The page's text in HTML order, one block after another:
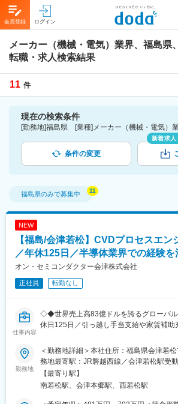
会員登録 ログイン
メーカー（機械・電気）業界、福島県
転職・求人検索結果
11 件
現在の検索条件
条件の変更
新着求人
福島県のみで募集中
NEW
【福島/会津若松】CVDプロセスエ
／年休125日／半導体業界での経験
オン・セミコンダクター会津株式会社
正社員 転勤なし
仕事内容
◇◆世界売上高83億ドルを誇るグローバル
休日125日／引っ越し手当支給や家賃補
■仕事内容：
CVDプロセスエンジニアリングおよび装
をお任せします。
■業務内容：
◇歩留まり向上および品質向上
勤務地
＜勤務地詳細＞本社住所：福島県会津若
務地最寄駅：JR磐越西線／会津若松駅受
煙変更の範囲：会社の定める事業所
【最寄り駅】
南若松駅、会津本郷駅、西若松駅